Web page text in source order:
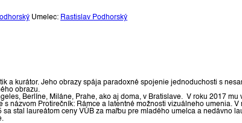
Umelec: Rastislav Podhorský
a kurátor. Jeho obrazy spája paradoxné spojenie jednoduchosti s
obrazu.
Berlíne, Miláne, Prahe, ako aj doma, v Bratislave. V roku 2017
názvom Protirečník: Rámce a latentné možnosti vizuálneho umenia.
stal laureátom ceny VÚB za maľbu pre mladého umelca a nedávno